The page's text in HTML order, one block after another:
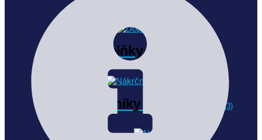
Doplňky výprodej
Nákrčníky pro dospělé (3)